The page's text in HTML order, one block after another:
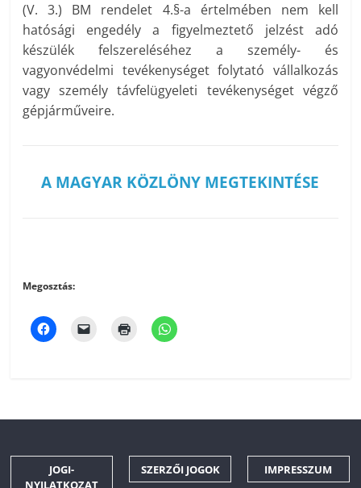
(V. 3.) BM rendelet 4.§-a értelmében nem kell
hatósági engedély a figyelmeztető jelzést adó
készülék felszereléséhez a személy- és
vagyonvédelmi tevékenységet folytató vállalkozás
vagy személy távfelügyeleti tevékenységet végző
gépjárműveire.
A MAGYAR KÖZLÖNY MEGTEKINTÉSE
Megosztás:
JOGI-
NYILATKOZAT
SZERZŐI JOGOK IMPRESSZUM